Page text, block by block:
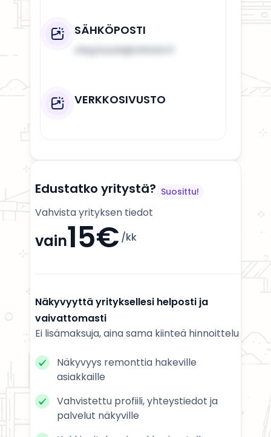
SÄHKÖPOSTI
oleg.kuusk@okkate.fi
VERKKOSIVUSTO
Edustatko yritystä? Suosittu!
Vahvista yrityksen tiedot
vain15€ /kk
Näkyvyyttä yrityksellesi helposti ja
vaivattomasti
Ei lisämaksuja, aina sama kiinteä hinnoittelu
Näkyvyys remonttia hakeville
asiakkaille
Vahvistettu profiili, yhteystiedot ja
palvelut näkyville